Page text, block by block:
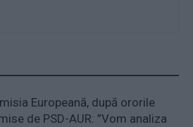
Europeană, după ororile
de PSD-AUR: ”Vom analiza